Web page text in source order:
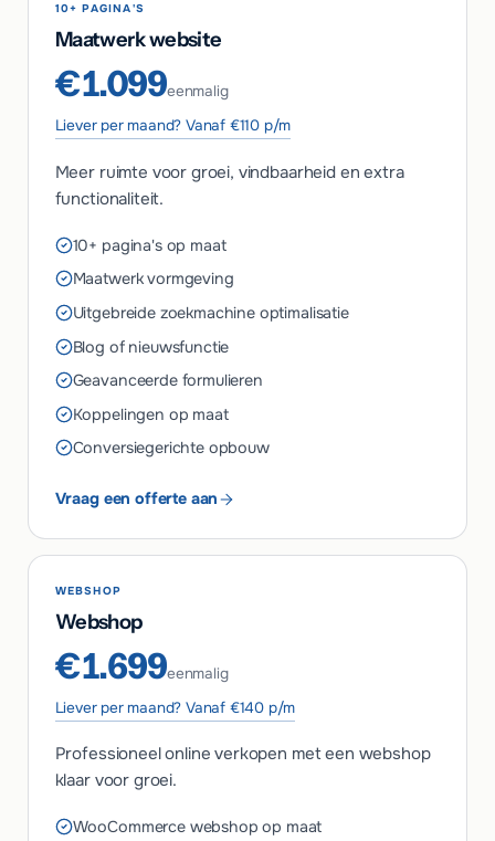
10+ PAGINA'S
Maatwerk website
€1.099eenmalig
Liever per maand? Vanaf €110 p/m
Meer ruimte voor groei, vindbaarheid en extra
functionaliteit.
10+ pagina's op maat
Maatwerk vormgeving
Uitgebreide zoekmachine optimalisatie
Blog of nieuwsfunctie
Geavanceerde formulieren
Koppelingen op maat
Conversiegerichte opbouw
Vraag een offerte aan
WEBSHOP
Webshop
€1.699eenmalig
Liever per maand? Vanaf €140 p/m
Professioneel online verkopen met een webshop
klaar voor groei.
WooCommerce webshop op maat